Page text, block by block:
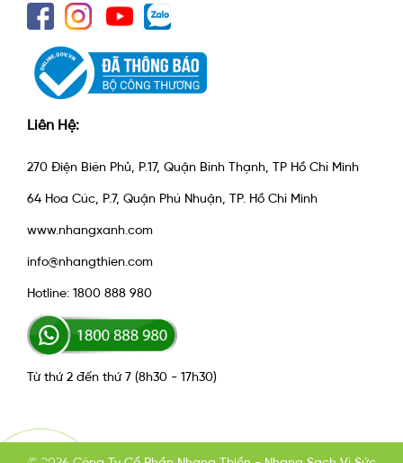
Liên Hệ:
270 Điện Biên Phủ, P.17, Quận Bình Thạnh, TP Hồ Chí Minh
64 Hoa Cúc, P.7, Quận Phú Nhuận, TP. Hồ Chí Minh
www.nhangxanh.com
info@nhangthien.com
Hotline: 1800 888 980
Từ thứ 2 đến thứ 7 (8h30 - 17h30)